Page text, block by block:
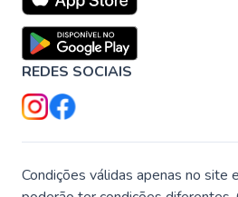
REDES SOCIAIS
Condições válidas apenas no site